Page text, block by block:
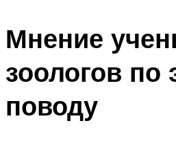
Мнение
зоологов по
поводу